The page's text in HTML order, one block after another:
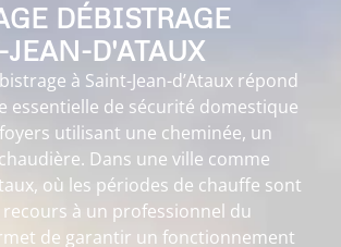
DÉBISTRAGE
D'ATAUX
à Saint-Jean-d’Ataux répond
essentielle de sécurité domestique
utilisant une cheminée, un
Dans une ville comme
où les périodes de chauffe sont
à un professionnel du
de garantir un fonctionnement